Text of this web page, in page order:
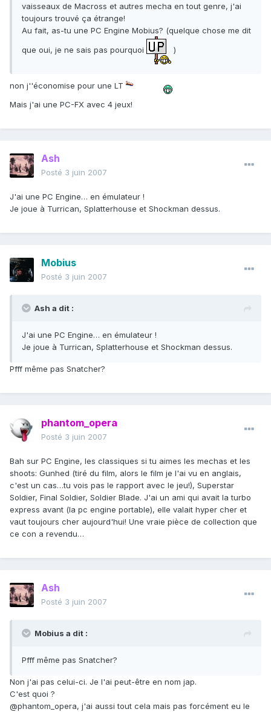
vaisseaux de Macross et autres mecha en tout genre, j'ai
toujours trouvé ça étrange!
Au fait, as-tu une PC Engine Mobius? (quelque chose me dit
que oui, je ne sais pas pourquoi
)
non j''économise pour une LT
Mais j'ai une PC-FX avec 4 jeux!
Ash
Posté 3 juin 2007
J'ai une PC Engine… en émulateur !
Je joue à Turrican, Splatterhouse et Shockman dessus.
Mobius
Posté 3 juin 2007
Ash a dit :
J'ai une PC Engine… en émulateur !
Je joue à Turrican, Splatterhouse et Shockman dessus.
Pfff même pas Snatcher?
phantom_opera
Posté 3 juin 2007
Bah sur PC Engine, les classiques si tu aimes les mechas et les
shoots: Gunhed (tiré du film, alors le film je l'ai vu en anglais,
c'est un cas…tu vois pas le rapport avec le jeu!), Superstar
Soldier, Final Soldier, Soldier Blade. J'ai un ami qui avait la turbo
express avant (la pc engine portable), elle valait hyper cher et
vaut toujours cher aujourd'hui! Une vraie pièce de collection que
ce con a revendu…
Ash
Posté 3 juin 2007
Mobius a dit :
Pfff même pas Snatcher?
Non j'ai pas celui-ci. Je l'ai peut-être en nom jap.
C'est quoi ?
@phantom_opera, j'ai aussi tout cela mais pas forcément eu le